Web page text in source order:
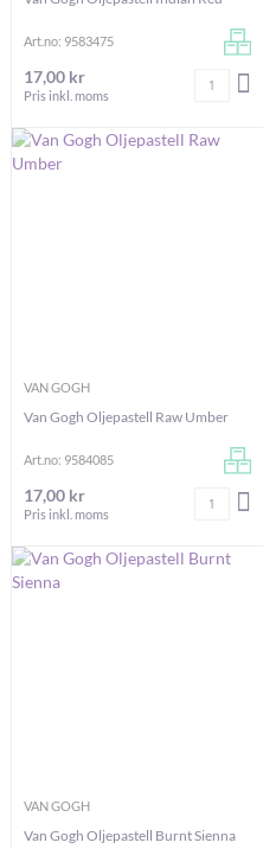
Art.no: 9583475
17,00 kr
Pris inkl. moms
Antal
VAN GOGH
Van Gogh Oljepastell Raw Umber
Art.no: 9584085
17,00 kr
Pris inkl. moms
Antal
VAN GOGH
Van Gogh Oljepastell Burnt Sienna